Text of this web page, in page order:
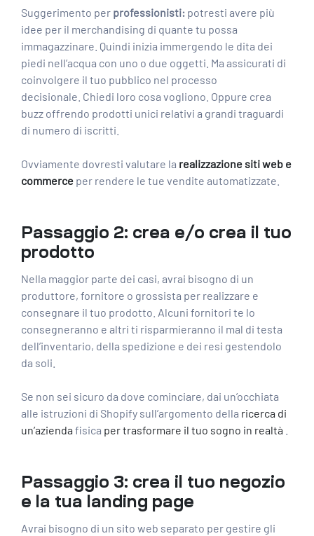
Suggerimento per professionisti: potresti avere più
idee per il merchandising di quante tu possa
immagazzinare. Quindi inizia immergendo le dita dei
piedi nell’acqua con uno o due oggetti. Ma assicurati di
coinvolgere il tuo pubblico nel processo
decisionale. Chiedi loro cosa vogliono. Oppure crea
buzz offrendo prodotti unici relativi a grandi traguardi
di numero di iscritti.
Ovviamente dovresti valutare la realizzazione siti web e
commerce per rendere le tue vendite automatizzate.
Passaggio 2: crea e/o crea il tuo
prodotto
Nella maggior parte dei casi, avrai bisogno di un
produttore, fornitore o grossista per realizzare e
consegnare il tuo prodotto. Alcuni fornitori te lo
consegneranno e altri ti risparmieranno il mal di testa
dell’inventario, della spedizione e dei resi gestendolo
da soli.
Se non sei sicuro da dove cominciare, dai un’occhiata
alle istruzioni di Shopify sull’argomento della ricerca di
un’azienda fisica per trasformare il tuo sogno in realtà
Passaggio 3: crea il tuo negozio
e la tua landing page
Avrai bisogno di un sito web separato per gestire gli